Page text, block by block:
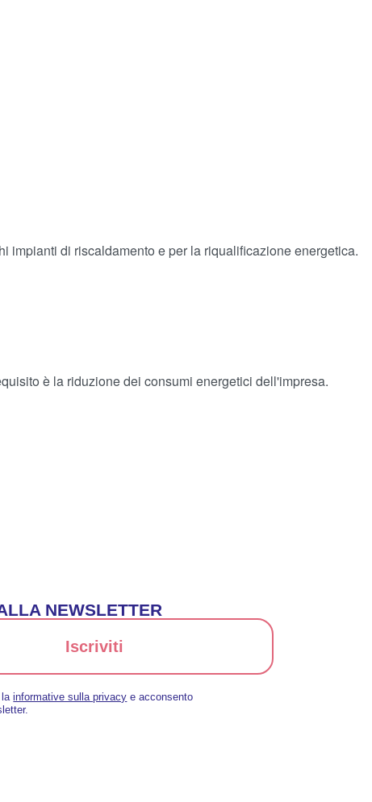
impianti di riscaldamento e per la riqualificazione energetica.
è la riduzione dei consumi energetici dell'impresa.
NEWSLETTER
Iscriviti
lainformative sulla privacy e acconsento